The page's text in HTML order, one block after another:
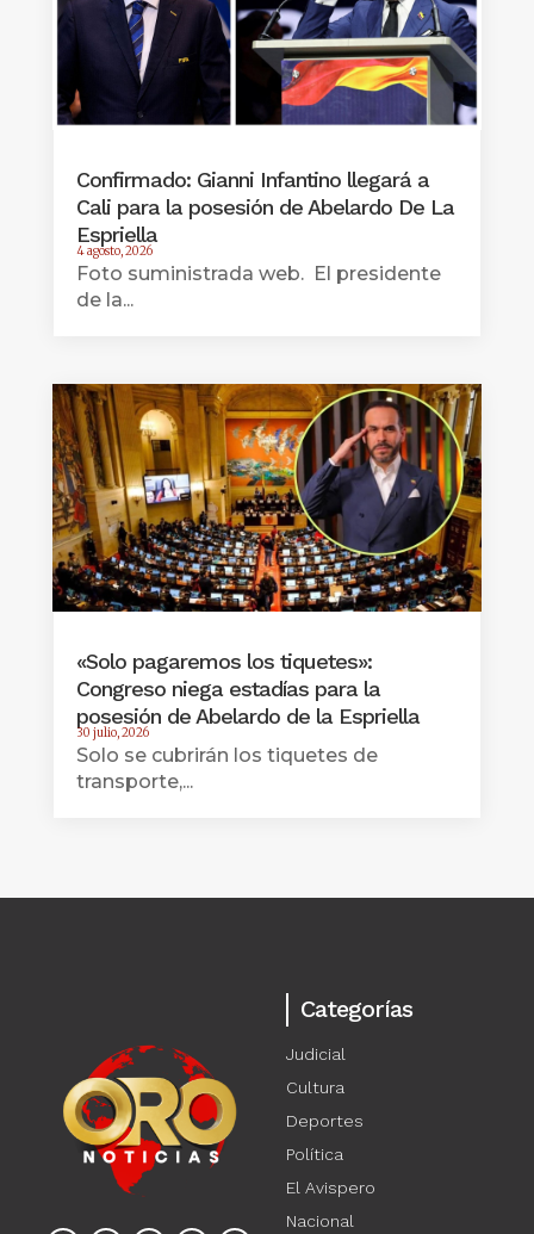
Confirmado: Gianni Infantino llegará a
Cali para la posesión de Abelardo De La
Espriella
4 agosto, 2026
Foto suministrada web. El presidente
de la...
«Solo pagaremos los tiquetes»:
Congreso niega estadías para la
posesión de Abelardo de la Espriella
30 julio, 2026
Solo se cubrirán los tiquetes de
transporte,...
Categorías
Judicial
Cultura
Deportes
Política
El Avispero
Nacional